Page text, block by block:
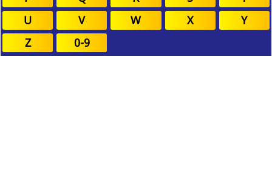
U
V W X
Y
Z
0-9